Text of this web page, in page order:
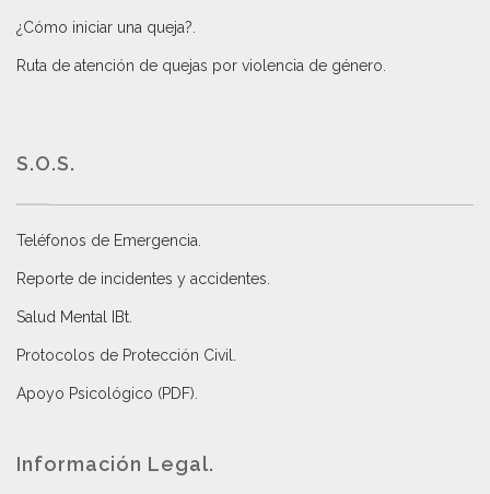
¿Cómo iniciar una queja?
Ruta de atención de quejas por violencia de género
S.O.S.
Teléfonos de Emergencia.
Reporte de incidentes y accidentes
Salud Mental IBt
Protocolos de Protección Civil
Apoyo Psicológico (PDF)
Información Legal.